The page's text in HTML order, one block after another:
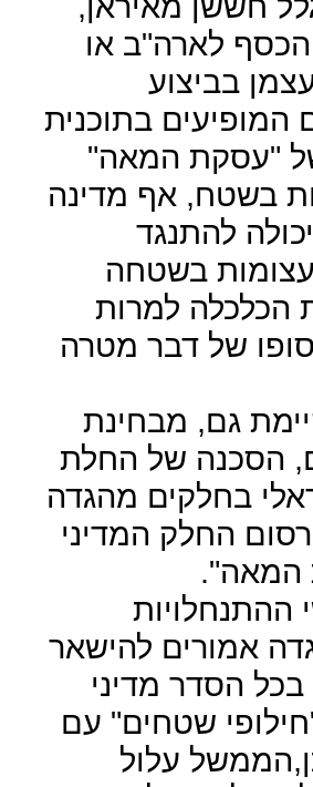
הכסף לארה"ב או
בביצוע
המופיעים בתוכנית
"עסקת המאה"
בשטח, אף מדינה
להתנגד
בשטחה
הכלכלה למרות
של דבר מטרה
גם, מבחינת
הסכנה של החלת
בחלקים מהגדה
החלק המדיני
המאה".
ההתנחלויות
אמורים להישאר
הסדר מדיני
שטחים" עם
עלול